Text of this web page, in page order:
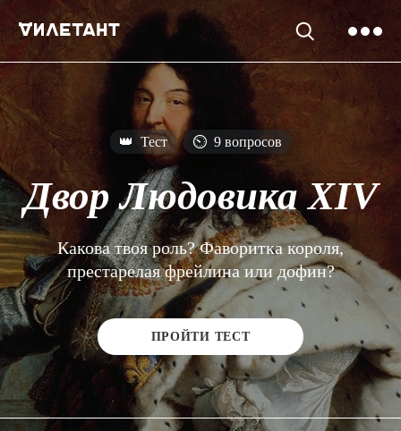
👑 Тест ⏲ 9 вопросов
Двор Людовика XIV
Какова твоя роль? Фаворитка короля,
престарелая фрейлина или дофин?
ПРОЙТИ ТЕСТ